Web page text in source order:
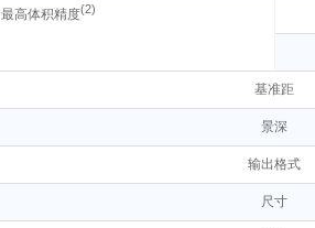
最高体积精度(2)
基准距
景深
输出格式
尺寸